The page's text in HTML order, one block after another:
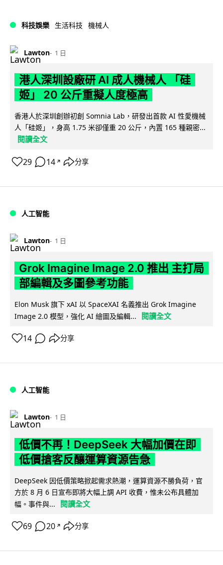
科技娛樂 生活科技 機械人
Lawton 1 日
港人深圳設廠研 AI 成人機械人 「硅
姬」 20 公斤重擬人度極高
香港人於深圳創辦初創 Somnia Lab，研發出首款 AI 性愛機械
人「硅姬」，身高 1.75 米卻僅重 20 公斤，內置 165 種親密...
閱讀全文
29 14 ↗ 分享
人工智能
Lawton 1 日
Grok Imagine Image 2.0 推出 主打局
部編輯及多圖參考功能
Elon Musk 旗下 xAI 以 SpaceXAI 名義推出 Grok Imagine
Image 2.0 模型，強化 AI 繪圖及編輯...
閱讀全文
14 分享
人工智能
Lawton 1 日
低價不再！DeepSeek 大幅加價在即
低價搶客反釀運算資源告急
DeepSeek 因低價策略掀起需求熱潮，運算資源不勝負荷，官
方於 8 月 6 日宣布即將大幅上調 API 收費，惟未公布具體加
幅。事件與...
閱讀全文
69 20 ↗ 分享